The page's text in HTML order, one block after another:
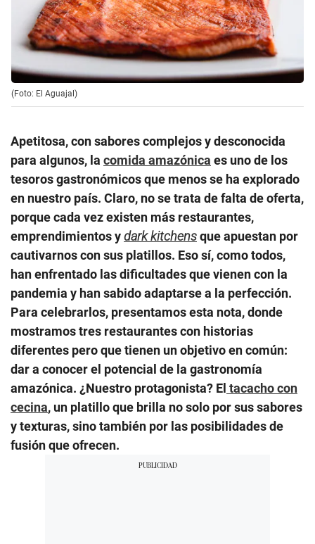
(Foto: El Aguajal)
Apetitosa, con sabores complejos y desconocida
para algunos, la comida amazónica es uno de los
tesoros gastronómicos que menos se ha explorado
en nuestro país. Claro, no se trata de falta de oferta,
porque cada vez existen más restaurantes,
emprendimientos ydark kitchensque apuestan por
cautivarnos con sus platillos. Eso sí, como todos,
han enfrentado las dificultades que vienen con la
pandemia y han sabido adaptarse a la perfección.
Para celebrarlos, presentamos esta nota, donde
mostramos tres restaurantes con historias
diferentes pero que tienen un objetivo en común:
dar a conocer el potencial de la gastronomía
amazónica. ¿Nuestro protagonista? El tacacho con
cecina, un platillo que brilla no solo por sus sabores
y texturas, sino también por las posibilidades de
fusión que ofrecen.